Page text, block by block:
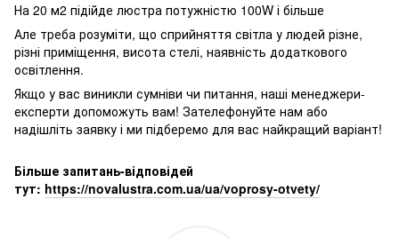
На 20 м2 підійде люстра потужністю 100W і більше
Але треба розуміти, що сприйняття світла у людей різне,
різні приміщення, висота стелі, наявність додаткового
освітлення.
Якщо у вас виникли сумніви чи питання, наші менеджери-
експерти допоможуть вам! Зателефонуйте нам або
надішліть заявку і ми підберемо для вас найкращий варіант!
Більше запитань-відповідей
тут: https://novalustra.com.ua/ua/voprosy-otvety/